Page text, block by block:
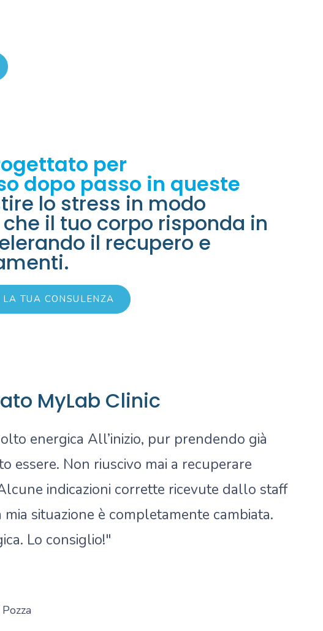
per
dopo passo in queste
lo stress in modo
il tuo corpo risponda in
il recupero e
TUA CONSULENZA
MyLab Clinic
energica All’inizio, pur prendendo già
essere. Non riuscivo mai a recuperare
indicazioni corrette ricevute dallo staff
situazione è completamente cambiata.
Lo consiglio!"